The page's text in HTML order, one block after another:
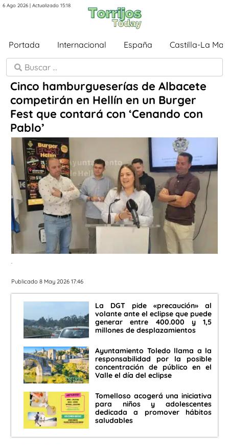
6 Ago 2026 | Actualizado 15:18
Portada Internacional España Castilla-La
Cinco hamburgueserías de Albacete
competirán en Hellín en un Burger
Fest que contará con ‘Cenando con
Pablo’
.
Publicado 8 May 2026 17:46
La DGT pide «precaución» al
volante ante el eclipse que puede
generar entre 400.000 y 1,5
millones de desplazamientos
Ayuntamiento Toledo llama a la
responsabilidad por la posible
concentración de público en el
Valle el día del eclipse
Tomelloso acogerá una iniciativa
para niños y adolescentes
dedicada a promover hábitos
saludables